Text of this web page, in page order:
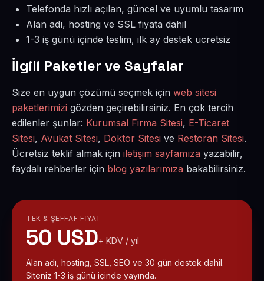
Telefonda hızlı açılan, güncel ve uyumlu tasarım
Alan adı, hosting ve SSL fiyata dahil
1-3 iş günü içinde teslim, ilk ay destek ücretsiz
İlgili Paketler ve Sayfalar
Size en uygun çözümü seçmek için web sitesi
paketlerimizi gözden geçirebilirsiniz. En çok tercih
edilenler şunlar: Kurumsal Firma Sitesi, E-Ticaret
Sitesi, Avukat Sitesi, Doktor Sitesi ve Restoran Sitesi.
Ücretsiz teklif almak için iletişim sayfamıza yazabilir,
faydalı rehberler için blog yazılarımıza bakabilirsiniz.
TEK & ŞEFFAF FIYAT
50 USD+ KDV / yıl
Alan adı, hosting, SSL, SEO ve 30 gün destek dahil.
Siteniz 1-3 iş günü içinde yayında.